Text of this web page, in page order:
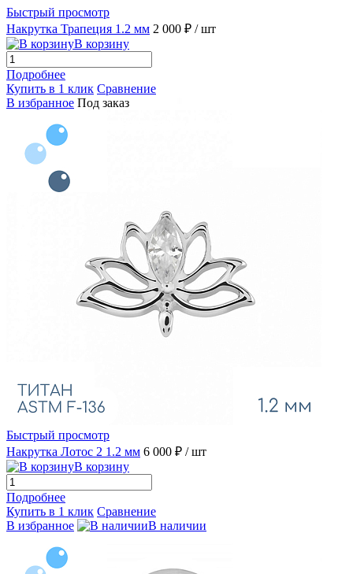
Быстрый просмотр
Накрутка Трапеция 1.2 мм 2 000 ₽ / шт
В корзину
Подробнее
Купить в 1 клик Сравнение
В избранное Под заказ
Быстрый просмотр
Накрутка Лотос 2 1.2 мм 6 000 ₽ / шт
В корзину
Подробнее
Купить в 1 клик Сравнение
В избранное
В наличии